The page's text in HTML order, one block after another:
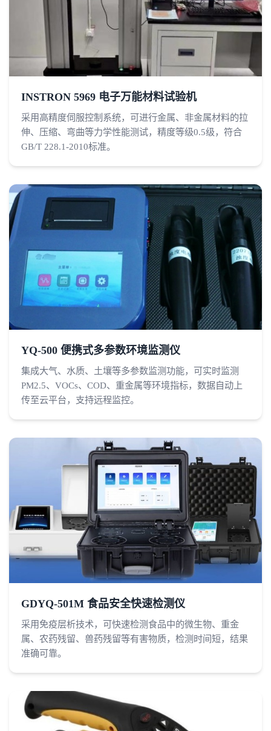
INSTRON 5969 电子万能材料试验机
采用高精度伺服控制系统，可进行金属、非金属材料的拉
伸、压缩、弯曲等力学性能测试，精度等级0.5级，符合
GB/T 228.1-2010标准。
YQ-500 便携式多参数环境监测仪
集成大气、水质、土壤等多参数监测功能，可实时监测
PM2.5、VOCs、COD、重金属等环境指标，数据自动上
传至云平台，支持远程监控。
GDYQ-501M 食品安全快速检测仪
采用免疫层析技术，可快速检测食品中的微生物、重金
属、农药残留、兽药残留等有害物质，检测时间短，结果
准确可靠。